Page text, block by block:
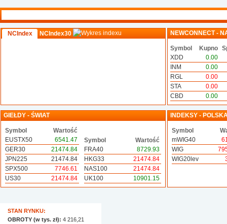
NCIndex NCIndex30 NEWCONNECT -
Symbol Kupno
XDD
0.00
INM
0.00
RGL
0.00
STA
0.00
CBD
0.00
GIEŁDY - ŚWIAT
Symbol
Wartość
EUSTX50
6541.47
GER30
21474.84
JPN225
21474.84
SPX500
7746.61
US30
21474.84
Symbol
Wartość
FRA40
8729.93
HKG33
21474.84
NAS100
21474.84
UK100
10901.15
INDEKSY -
Symbol
mWIG40
WIG
WIG20lev
STAN RYNKU:
OBROTY (w tys. zł): 4 216,21